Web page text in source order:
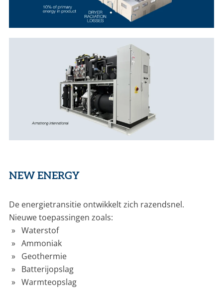
NEW ENERGY
De energietransitie ontwikkelt zich razendsnel.
Nieuwe toepassingen zoals:
Waterstof
Ammoniak
Geothermie
Batterijopslag
Warmteopslag